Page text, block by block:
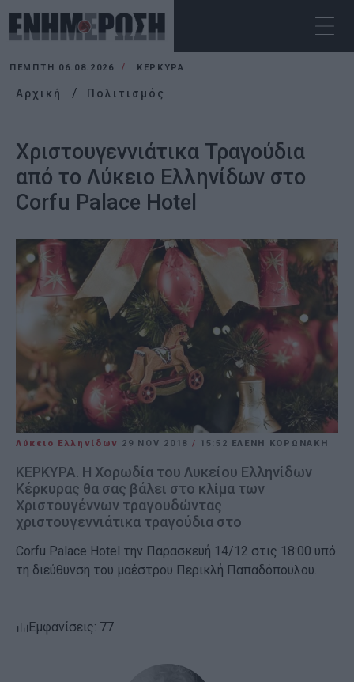
ΠΈΜΠΤΗ 06.08.2026 ΚΕΡΚΥΡΑ
Αρχική Πολιτισμός
Χριστουγεννιάτικα Τραγούδια
από το Λύκειο Ελληνίδων στο
Corfu Palace Hotel
Λύκειο Ελληνίδων 29 NOV 2018 / 15:52 ΕΛΈΝΗ ΚΟΡΩΝΆΚΗ
ΚΕΡΚΥΡΑ. Η Χορωδία του Λυκείου Ελληνίδων
Κέρκυρας θα σας βάλει στο κλίμα των
Χριστουγέννων τραγουδώντας
χριστουγεννιάτικα τραγούδια στο
Corfu Palace Hotel την Παρασκευή 14/12 στις 18:00 υπό
τη διεύθυνση του μαέστρου Περικλή Παπαδόπουλου.
Εμφανίσεις: 77